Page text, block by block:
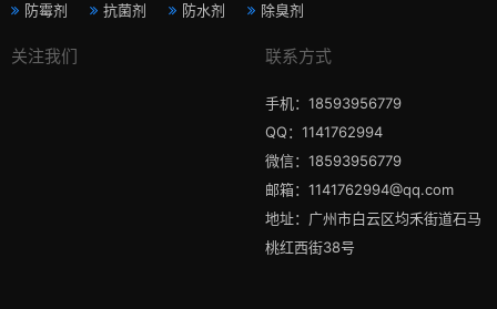
防霉剂 抗菌剂 防水剂 除臭剂
关注我们 联系方式
手机：18593956779
QQ：1141762994
微信：18593956779
邮箱：1141762994@qq.com
地址：广州市白云区均禾街道石马
桃红西街38号